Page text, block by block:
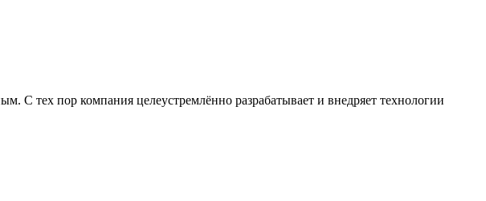
С тех пор компания целеустремлённо разрабатывает и внедряет технологии